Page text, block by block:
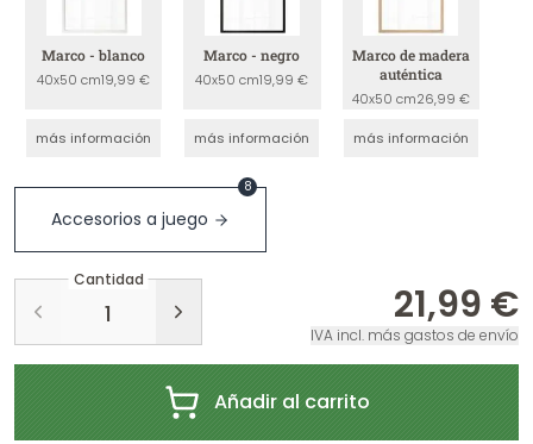
Marco - blanco
40x50 cm19,99 €
más información
Marco - negro
40x50 cm19,99 €
más información
Marco de madera
auténtica
40x50 cm26,99 €
más información
Accesorios a juego
8
Cantidad
21,99 €
IVA incl. más gastos de envío
Añadir al carrito